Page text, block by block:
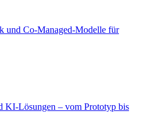
und Co-Managed-Modelle für
KI-Lösungen – vom Prototyp bis